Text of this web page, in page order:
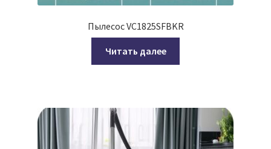
Пылесос VC1825SFBKR
Читать далее